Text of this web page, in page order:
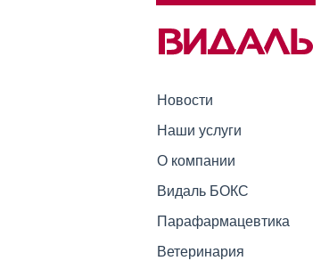
Новости
Наши услуги
О компании
Видаль БОКС
Парафармацевтика
Ветеринария